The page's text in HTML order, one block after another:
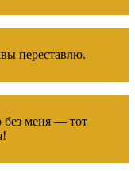
переставлю.
меня — тот